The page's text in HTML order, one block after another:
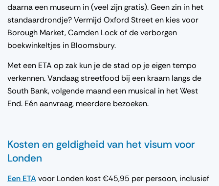
daarna een museum in (veel zijn gratis). Geen zin in het
standaardrondje? Vermijd Oxford Street en kies voor
Borough Market, Camden Lock of de verborgen
boekwinkeltjes in Bloomsbury.
Met een ETA op zak kun je de stad op je eigen tempo
verkennen. Vandaag streetfood bij een kraam langs de
South Bank, volgende maand een musical in het West
End. Eén aanvraag, meerdere bezoeken.
Kosten en geldigheid van het visum voor
Londen
Een ETAvoor Londen kost €45,95 per persoon, inclusief